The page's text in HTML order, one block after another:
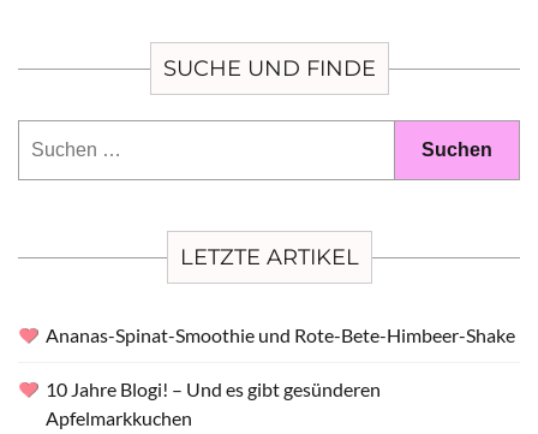
SUCHE UND FINDE
LETZTE ARTIKEL
Ananas-Spinat-Smoothie und Rote-Bete-Himbeer-Shake
10 Jahre Blogi! – Und es gibt gesünderen
Apfelmarkkuchen